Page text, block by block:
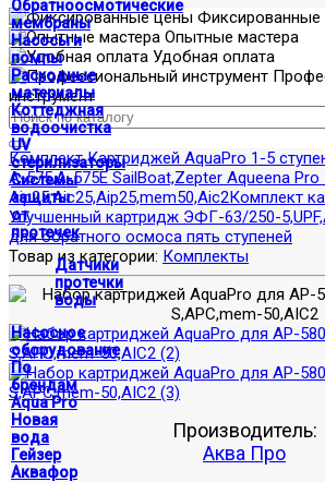
Обратноосмотические
мембраны
Насосы и
помпы
Расходные
материалы
Коттеджная
водоочистка
UV
стерилизаторы
Системы
защиты
от
протечек
Датчики
протечки
воды
Насосное
оборудование
По
брендам
Aqua Pro
Новая
вода
Гейзер
Аквафор
Фиксированные
Опытные мастера
Удобная оплата
инструмент
Комплект Картриджей AquaPro 1-5
А-575,А-575Е SailBoat,Zepter Aqueena
Aip25,Aic25,Aip25,mem50,Aic2Комплект
Улучшенный картридж ЭФГ-63/250-
для обратного осмоса пять ступеней
Товар из категории: Комплекты
Производитель:
Аква Про